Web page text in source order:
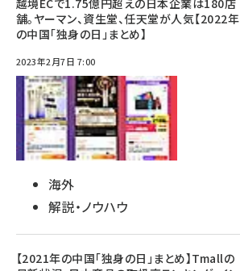
舗。ヤーマン、資生堂、任天堂が人気【2022年
の中国「独身の日」まとめ】
2023年2月7日 7:00
海外
解説・ノウハウ
【2021年の中国「独身の日」まとめ】Tmallの